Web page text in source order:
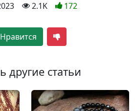
2.1K 172
другие статьи